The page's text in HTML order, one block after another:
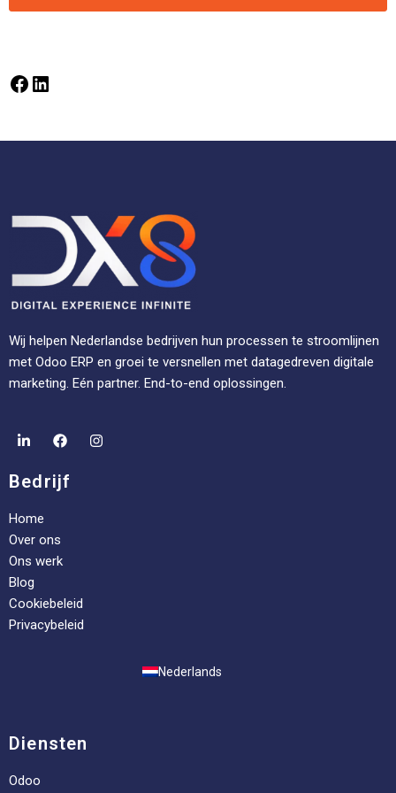
Wij helpen Nederlandse bedrijven hun processen te stroomlijnen
met Odoo ERP en groei te versnellen met datagedreven digitale
marketing. Eén partner. End-to-end oplossingen.
Bedrijf
Home
Over ons
Ons werk
Blog
Cookiebeleid
Privacybeleid
Nederlands
Diensten
Odoo